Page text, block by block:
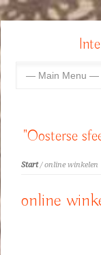
"Oosterse
Start/ online winkelen
online